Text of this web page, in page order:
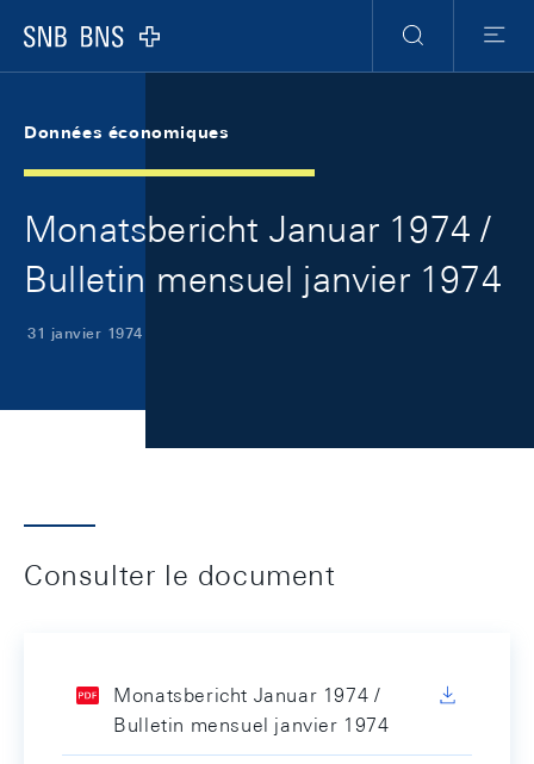
Logo
RechercheMenu
Données économiques
Monatsbericht Januar 1974 /
Bulletin mensuel janvier 1974
31 janvier 1974
Consulter le document
Monatsbericht Januar 1974 /
Bulletin mensuel janvier 1974